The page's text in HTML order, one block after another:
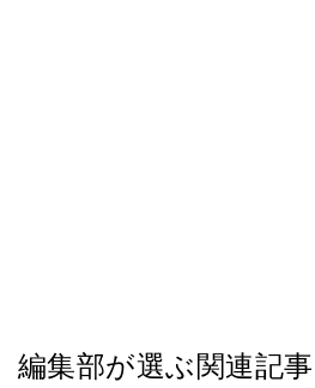
編集部が選ぶ関連記事